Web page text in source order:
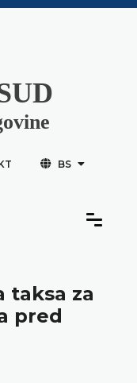
BS
taksa za
pred